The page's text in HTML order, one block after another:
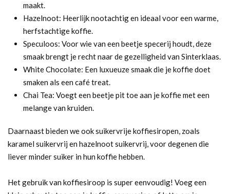
maakt.
Hazelnoot: Heerlijk nootachtig en ideaal voor een warme,
herfstachtige koffie.
Speculoos: Voor wie van een beetje specerij houdt, deze
smaak brengt je recht naar de gezelligheid van Sinterklaas.
White Chocolate: Een luxueuze smaak die je koffie doet
smaken als een café treat.
Chai Tea: Voegt een beetje pit toe aan je koffie met een
melange van kruiden.
Daarnaast bieden we ook suikervrije koffiesiropen, zoals
karamel suikervrij en hazelnoot suikervrij, voor degenen die
liever minder suiker in hun koffie hebben.
Het gebruik van koffiesiroop is super eenvoudig! Voeg een